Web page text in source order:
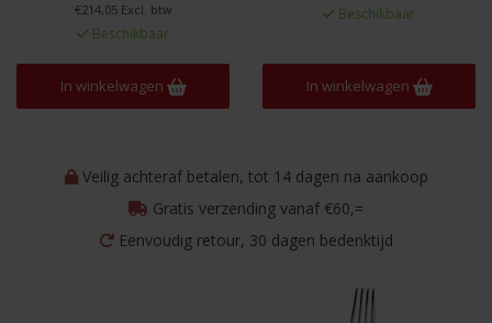
€214,05 Excl. btw
Beschikbaar
In winkelwagen
Beschikbaar
In winkelwagen
Veilig achteraf betalen, tot 14 dagen na aankoop
Gratis verzending vanaf €60,=
Eenvoudig retour, 30 dagen bedenktijd